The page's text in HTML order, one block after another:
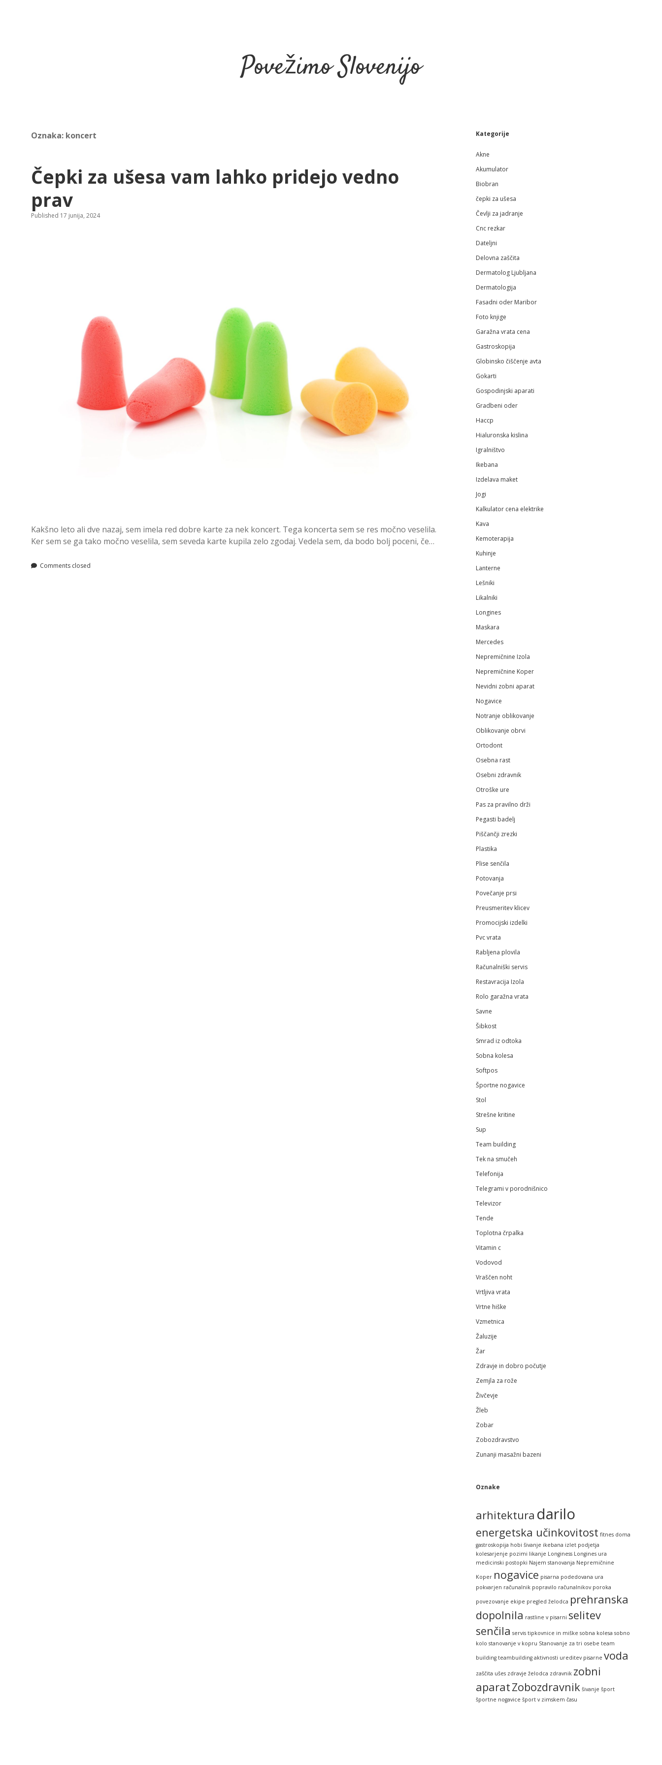
Povežimo Slovenijo
Oznaka: koncert
Čepki za ušesa vam lahko pridejo vedno
prav
Published 17 junija, 2024
Kakšno leto ali dve nazaj, sem imela red dobre karte za nek koncert. Tega koncerta sem se res močno veselila.
Ker sem se ga tako močno veselila, sem seveda karte kupila zelo zgodaj. Vedela sem, da bodo bolj poceni, če…
Comments closed
Sidebar
Kategorije
Akne
Akumulator
Biobran
čepki za ušesa
Čevlji za jadranje
Cnc rezkar
Dateljni
Delovna zaščita
Dermatolog Ljubljana
Dermatologija
Fasadni oder Maribor
Foto knjige
Garažna vrata cena
Gastroskopija
Globinsko čiščenje avta
Gokarti
Gospodinjski aparati
Gradbeni oder
Haccp
Hialuronska kislina
Igralništvo
Ikebana
Izdelava maket
Jogi
Kalkulator cena elektrike
Kava
Kemoterapija
Kuhinje
Lanterne
Lešniki
Likalniki
Longines
Maskara
Mercedes
Nepremičnine Izola
Nepremičnine Koper
Nevidni zobni aparat
Nogavice
Notranje oblikovanje
Oblikovanje obrvi
Ortodont
Osebna rast
Osebni zdravnik
Otroške ure
Pas za pravilno drži
Pegasti badelj
Piščančji zrezki
Plastika
Plise senčila
Potovanja
Povečanje prsi
Preusmeritev klicev
Promocijski izdelki
Pvc vrata
Rabljena plovila
Računalniški servis
Restavracija Izola
Rolo garažna vrata
Savne
Šibkost
Smrad iz odtoka
Sobna kolesa
Softpos
Športne nogavice
Stol
Strešne kritine
Sup
Team building
Tek na smučeh
Telefonija
Telegrami v porodnišnico
Televizor
Tende
Toplotna črpalka
Vitamin c
Vodovod
Vraščen noht
Vrtljiva vrata
Vrtne hiške
Vzmetnica
Žaluzije
Žar
Zdravje in dobro počutje
Zemjla za rože
Živčevje
Žleb
Zobar
Zobozdravstvo
Zunanji masažni bazeni
Oznake
arhitektura darilo
energetska učinkovitost fitnes doma
gastroskopija hobi šivanje ikebana izlet podjetja
kolesarjenje pozimi likanje Longiness Longines ura
medicinski postopki Najem stanovanja Nepremičnine
Koper nogavice pisarna podedovana ura
pokvarjen računalnik popravilo računalnikov poroka
povezovanje ekipe pregled želodca prehranska
dopolnila rastline v pisarni selitev
senčila servis tipkovnice in miške sobna kolesa sobno
kolo stanovanje v kopru Stanovanje za tri osebe team
building teambuilding aktivnosti ureditev pisarne voda
zaščita ušes zdravje želodca zdravnik zobni
aparatZobozdravnik šivanje šport
športne nogavice šport v zimskem času